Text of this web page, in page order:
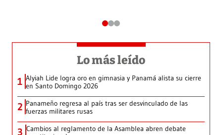
Lo más leído
1 Alyiah Lide logra oro en gimnasia y Panamá alista su cierre
en Santo Domingo 2026
2 Panameño regresa al país tras ser desvinculado de las
fuerzas militares rusas
3 Cambios al reglamento de la Asamblea abren debate